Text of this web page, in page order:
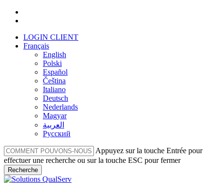
Skip
contentLOGIN CLIENT
Français
English
Polski
Español
Čeština
Italiano
Deutsch
Nederlands
Magyar
العربية‏
Русский
Appuyez sur la touche Entrée pour
effectuer une recherche ou sur la touche ESC pour fermer
Recherche
Fermer